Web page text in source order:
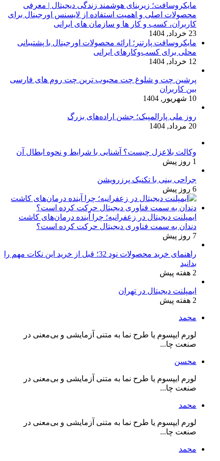
مایکروسافت؛ زیربنای هوشمند زندگی دیجیتال | معرفی
محصولات اصلی و اهمیت استفاده از لایسنس اورجینال برای
کاربران، کسب و کار ها و سازمان های ایرانی
23 خرداد, 1404
مایکروسافت پارتنر؛ ارائه محصولات اورجینال با پشتیبانی
محلی برای کسب‌وکارهای ایرانی
12 خرداد, 1404
پرشین چت و شلوغ چت محبوب ترین چت روم های فارسی
بین کاربران
10 شهریور, 1404
روز ملی پارالمپیک؛ جشن اراده‌های بزرگ
20 مرداد, 1404
وکالت بلاعزل چیست؟ آشنایی با شرایط و نحوه ابطال آن
1 روز پیش
جراحی بینی با تکنیک پرزرویشن
6 روز پیش
ایمپلنت دیجیتال در زعفرانیه؛ چرا آینده درمان‌های کاشت
دندان به سمت فناوری دیجیتال حرکت کرده است؟
7 روز پیش
راهنمای خرید محصولات نود 32؛ قبل از خرید این نکات مهم را
بدانید
2 هفته پیش
ایمپلنت دیجیتال در تهران
2 هفته پیش
محمد
لورم ایپسوم یا طرح‌ نما به متنی آزمایشی و بی‌معنی در
صنعت چا...
محسن
لورم ایپسوم یا طرح‌ نما به متنی آزمایشی و بی‌معنی در
صنعت چا...
محمد
لورم ایپسوم یا طرح‌ نما به متنی آزمایشی و بی‌معنی در
صنعت چا...
محمد